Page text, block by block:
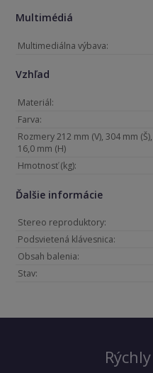
Multimédiá
Multimediálna výbava:
Vzhľad
Materiál:
Farva:
Rozmery 212 mm (V), 304 mm (Š),
16,0 mm (H)
Hmotnosť (kg):
Ďalšie informácie
Stereo reproduktory:
Podsvietená klávesnica:
Obsah balenia:
Stav: